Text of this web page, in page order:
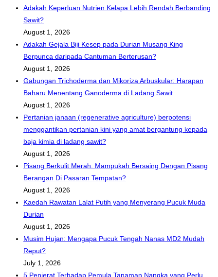
Adakah Keperluan Nutrien Kelapa Lebih Rendah Berbanding
Sawit?
August 1, 2026
Adakah Gejala Biji Kesep pada Durian Musang King
Berpunca daripada Cantuman Berterusan?
August 1, 2026
Gabungan Trichoderma dan Mikoriza Arbuskular: Harapan
Baharu Menentang Ganoderma di Ladang Sawit
August 1, 2026
Pertanian janaan (regenerative agriculture) berpotensi
menggantikan pertanian kini yang amat bergantung kepada
baja kimia di ladang sawit?
August 1, 2026
Pisang Berkulit Merah: Mampukah Bersaing Dengan Pisang
Berangan Di Pasaran Tempatan?
August 1, 2026
Kaedah Rawatan Lalat Putih yang Menyerang Pucuk Muda
Durian
August 1, 2026
Musim Hujan: Mengapa Pucuk Tengah Nanas MD2 Mudah
Reput?
July 1, 2026
5 Penjerat Terhadap Pemula Tanaman Nangka yang Perlu